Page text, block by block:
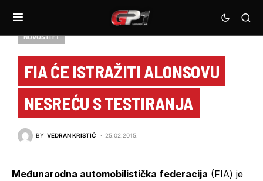
NOVOSTI F1
FIA ĆE ISTRAŽITI ALONSOVU
NESREĆU S TESTIRANJA
BY VEDRAN KRISTIĆ 25.02.2015.
Međunarodna automobilistička federacija (FIA) je